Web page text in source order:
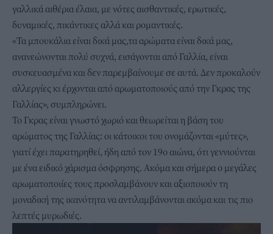
γαλλικά αιθέρια έλαια, με νότες αισθαντικές, ερωτικές,
δυναμικές, πικάντικες αλλά και ρομαντικές.
«Τα μπουκάλια είναι δικά μας,τα αρώματα είναι δικά μας,
ανανεώνονται πολύ συχνά, εισάγονται από Γαλλία, είναι
συσκευασμένα και δεν παρεμβαίνουμε σε αυτά. Δεν προκαλούν
αλλεργίες κι έρχονται από αρωματοποιούς από την Γκρας της
Γαλλίας», συμπληρώνει.
Το Γκρας είναι γνωστό χωριό και θεωρείται η βάση του
αρώματος της Γαλλίας: οι κάτοικοι του ονομάζονται «μύτες»,
γιατί έχει παρατηρηθεί, ήδη από τον 19ο αιώνα, ότι γεννιούνται
με ένα ειδικό χάρισμα όσφρησης. Ακόμα και σήμερα ο μεγάλες
αρωματοποιίες τους προσλαμβάνουν και αξιοποιούν τη
μοναδική της ικανότητα να αντιλαμβάνονται ακόμα και τις πιο
λεπτές μυρωδιές.